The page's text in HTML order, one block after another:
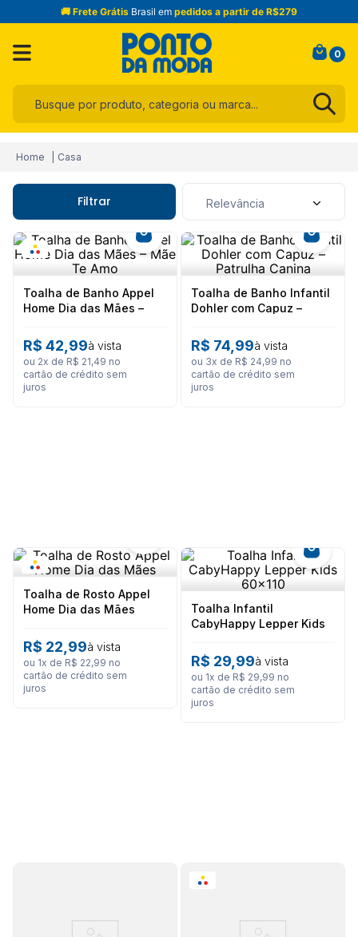
🚚 Frete Grátis Brasil em pedidos a partir de R$279
0
Casa
Filtrar Relevância
Toalha de Banho Appel
Home Dia das Mães –
R$ 42,99à vista
ou 2x de R$ 21,49 no
cartão de crédito sem
juros
Toalha de Banho Infantil
Dohler com Capuz –
R$ 74,99à vista
ou 3x de R$ 24,99 no
cartão de crédito sem
juros
Toalha de Rosto Appel
Home Dia das Mães
R$ 22 99à vista
ou 1x de R$ 22,99 no
cartão de crédito sem
juros
Toalha Infantil
CabyHappy Lepper Kids
R$ 29 99à vista
ou 1x de R$ 29,99 no
cartão de crédito sem
juros
3
4 jeans
5 º calça
toalha
calça feminina
são geraldo